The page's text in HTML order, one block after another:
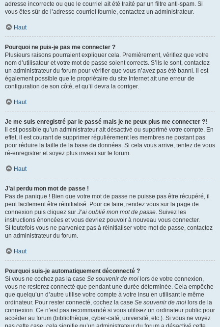
adresse incorrecte ou que le courriel ait été traité par un filtre anti-spam. Si
vous êtes sûr de l’adresse courriel fournie, contactez un administrateur.
Haut
Pourquoi ne puis-je pas me connecter ?
Plusieurs raisons pourraient expliquer cela. Premièrement, vérifiez que votre
nom d’utilisateur et votre mot de passe soient corrects. S’ils le sont, contactez
un administrateur du forum pour vérifier que vous n’avez pas été banni. Il est
également possible que le propriétaire du site Internet ait une erreur de
configuration de son côté, et qu’il devra la corriger.
Haut
Je me suis enregistré par le passé mais je ne peux plus me connecter ?!
Il est possible qu’un administrateur ait désactivé ou supprimé votre compte. En
effet, il est courant de supprimer régulièrement les membres ne postant pas
pour réduire la taille de la base de données. Si cela vous arrive, tentez de vous
ré-enregistrer et soyez plus investi sur le forum.
Haut
J’ai perdu mon mot de passe !
Pas de panique ! Bien que votre mot de passe ne puisse pas être récupéré, il
peut facilement être réinitialisé. Pour ce faire, rendez vous sur la page de
connexion puis cliquez sur J’ai oublié mon mot de passe. Suivez les
instructions énoncées et vous devriez pouvoir à nouveau vous connecter.
Si toutefois vous ne parveniez pas à réinitialiser votre mot de passe, contactez
un administrateur du forum.
Haut
Pourquoi suis-je automatiquement déconnecté ?
Si vous ne cochez pas la case Se souvenir de moi lors de votre connexion,
vous ne resterez connecté que pendant une durée déterminée. Cela empêche
que quelqu’un d’autre utilise votre compte à votre insu en utilisant le même
ordinateur. Pour rester connecté, cochez la case Se souvenir de moi lors de la
connexion. Ce n’est pas recommandé si vous utilisez un ordinateur public pour
accéder au forum (bibliothèque, cyber-café, université, etc.). Si vous ne voyez